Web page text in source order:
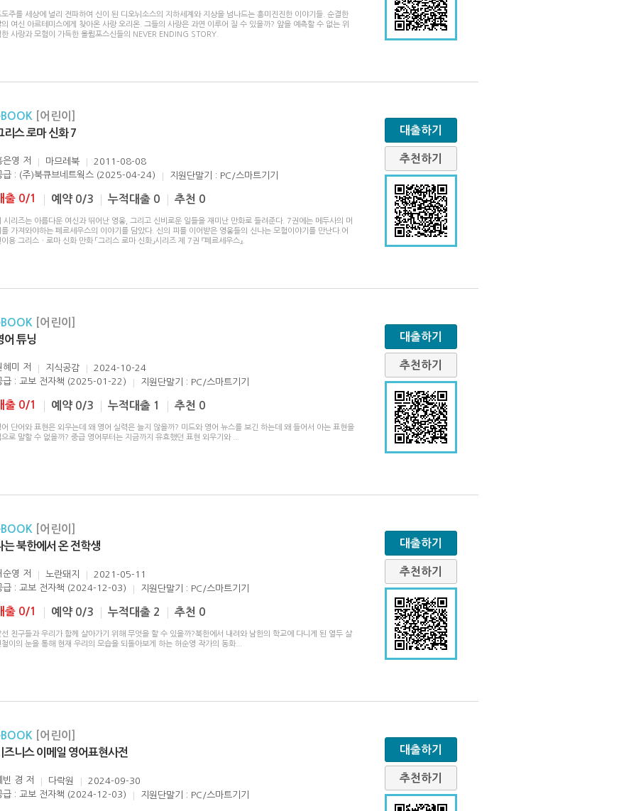
도주를 세상에 널리 전파하여 신이 된 디오뉘소스의 지하세계와 지상을 넘나드는 흥미진진한 이야기들. 순결한
의 여신 아르테미스에게 찾아온 사랑 오리온. 그들의 사랑은 과연 이루어 질 수 있을까? 앞을 예측할 수 없는 위
한 사랑과 모험이 가득한 올륌포스신들의 NEVER ENDING STORY.
[어린이]
리스 로마 신화 7
은영 저 마므레북
2011-08-08
급 : (주)북큐브네트웍스 (2025-04-24)
지원단말기 : PC/스마트기기
출 0/1 예약 0/3 누적대출 0 추천 0
시리즈는 아름다운 여신과 뛰어난 영웅, 그리고 신비로운 일들을 재미난 만화로 들려준다. 7권에는 메두사의 머
를 가져와야하는 페르세우스의 이야기를 담았다. 신의 피를 이어받은 영웅들의 신나는 모험이야기를 만난다.어
용 그리스ㆍ로마 신화 만화 「그리스 로마 신화」시리즈 제 7권 『페르세우스』.
대출하기
추천하기
[어린이]
어 튜닝
혜미 저 지식공감
2024-10-24
급 : 교보 전자책 (2025-01-22)
지원단말기 : PC/스마트기기
출 0/1 예약 0/3 누적대출 1 추천 0
어 단어와 표현은 외우는데 왜 영어 실력은 늘지 않을까? 미드와 영어 뉴스를 보긴 하는데 왜 들어서 아는 표현을
으로 말할 수 없을까? 중급 영어부터는 지금까지 유효했던 표현 외우기와
대출하기
추천하기
[어린이]
는 북한에서 온 전학생
순영 저 노란돼지
2021-05-11
급 : 교보 전자책 (2024-12-03)
지원단말기 : PC/스마트기기
출 0/1 예약 0/3 누적대출 2 추천 0
선 친구들과 우리가 함께 살아가기 위해 무엇을 할 수 있을까?북한에서 내려와 남한의 학교에 다니게 된 열두 살
철이의 눈을 통해 현재 우리의 모습을 되돌아보게 하는 허순영 작가의 동화
대출하기
추천하기
[어린이]
즈니스 이메일 영어표현사전
빈 경 저 다락원
2024-09-30
급 : 교보 전자책 (2024-12-03)
지원단말기 : PC/스마트기기
대출하기
추천하기